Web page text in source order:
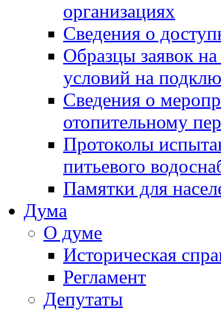
организациях
Сведения о
Образцы заявок
условий на
Сведения о
отопительному
Протоколы
питьевого
Памятки для
Дума
О думе
Историческая
Регламент
Депутаты